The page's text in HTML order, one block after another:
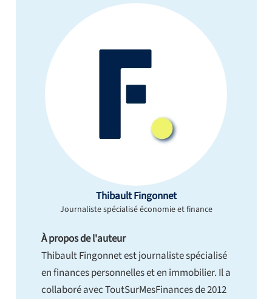
Thibault Fingonnet
Journaliste spécialisé économie et finance
À propos de l'auteur
Thibault Fingonnet est journaliste spécialisé
en finances personnelles et en immobilier. Il a
collaboré avec ToutSurMesFinances de 2012